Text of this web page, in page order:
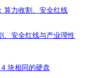
、安全红线与产业理性